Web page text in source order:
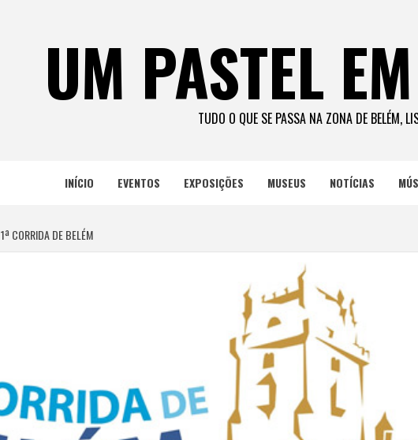
UM PASTEL
TUDO O QUE SE PASSA NA ZONA DE BELÉM,
INÍCIO EVENTOS EXPOSIÇÕES MUSEUS NOTÍCIAS
1ª CORRIDA DE BELÉM